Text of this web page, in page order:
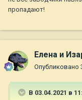
пропадают!
Елена и
Опубликовано
В 03.04.2021 в